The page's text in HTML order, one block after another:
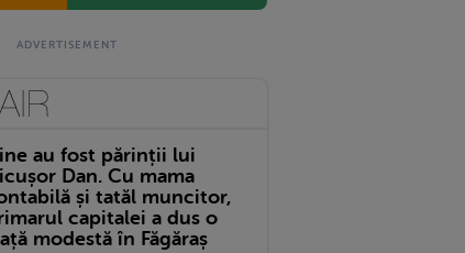
au fost părinții lui
Dan. Cu mama
și tatăl muncitor,
capitalei a dus o
modestă în Făgăraș